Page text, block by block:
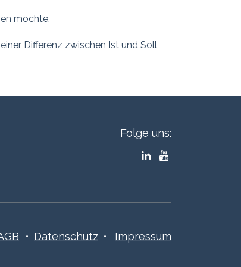
möchte.
Differenz zwischen Ist und Soll
Folge uns:
• Datenschutz • Impressum